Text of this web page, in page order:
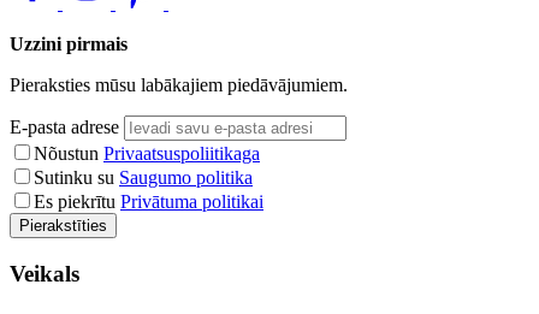
Uzzini pirmais
Pieraksties mūsu labākajiem piedāvājumiem.
E-pasta adrese
Nõustun Privaatsuspoliitikaga
Sutinku su Saugumo politika
Es piekrītu Privātuma politikai
Pierakstīties
Veikals